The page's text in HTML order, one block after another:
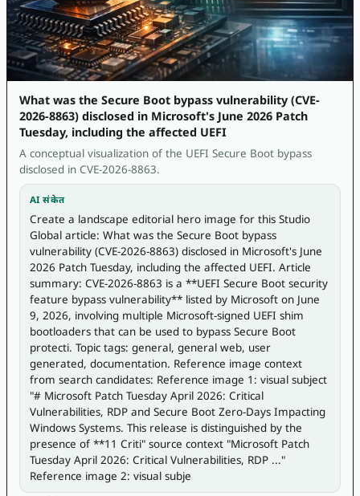
What was the Secure Boot bypass vulnerability (CVE-
2026-8863) disclosed in Microsoft's June 2026 Patch
Tuesday, including the affected UEFI
A conceptual visualization of the UEFI Secure Boot bypass
disclosed in CVE-2026-8863.
AI संकेत
Create a landscape editorial hero image for this Studio
Global article: What was the Secure Boot bypass
vulnerability (CVE-2026-8863) disclosed in Microsoft's June
2026 Patch Tuesday, including the affected UEFI. Article
summary: CVE-2026-8863 is a **UEFI Secure Boot security
feature bypass vulnerability** listed by Microsoft on June
9, 2026, involving multiple Microsoft-signed UEFI shim
bootloaders that can be used to bypass Secure Boot
protecti. Topic tags: general, general web, user
generated, documentation. Reference image context
from search candidates: Reference image 1: visual subject
"# Microsoft Patch Tuesday April 2026: Critical
Vulnerabilities, RDP and Secure Boot Zero-Days Impacting
Windows Systems. This release is distinguished by the
presence of **11 Criti" source context "Microsoft Patch
Tuesday April 2026: Critical Vulnerabilities, RDP ..."
Reference image 2: visual subje